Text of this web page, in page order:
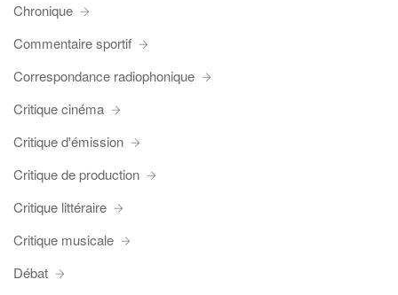
Chronique
Commentaire sportif
Correspondance radiophonique
Critique cinéma
Critique d'émission
Critique de production
Critique littéraire
Critique musicale
Débat